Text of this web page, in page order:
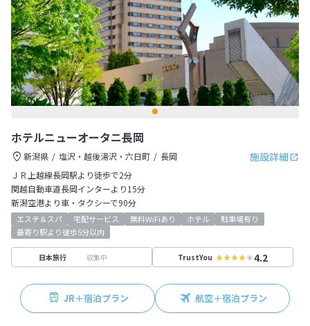
ホテルニューオータニ長岡
施設詳細
新潟県 塩沢・越後湯沢・六日町
長岡
ＪＲ上越線長岡駅より徒歩で2分
関越自動車道長岡インターより15分
新潟空港より車・タクシーで90分
エステ＆スパ 宅配サービス 無料WiFiあり ホテル
駐車場有り
最寄り駅より徒歩5分以内
日本旅行 収集中 TrustYou 4.2
JR＋宿泊プラン 航空＋宿泊プラン